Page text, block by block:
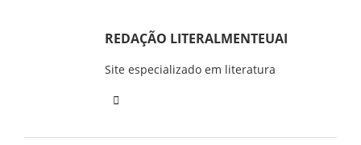
REDAÇÃO LITERALMENTEUAI
Site especializado em literatura